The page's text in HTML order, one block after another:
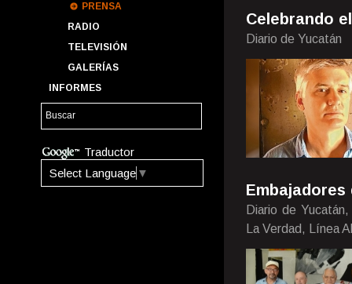
PRENSA
RADIO
TELEVISIÓN
GALERÍAS
INFORMES
Traductor
Select Language ▼
Celebrando
Diario de Yucatán
Diario de
La Verdad, Línea